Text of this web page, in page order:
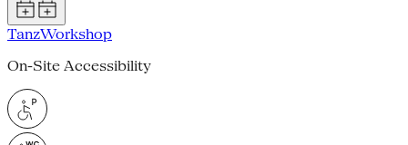
TanzWorkshop
On-Site Accessibility